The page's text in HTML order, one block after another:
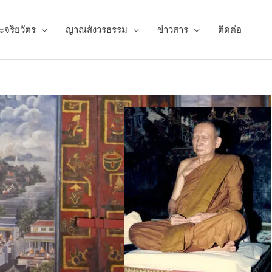
จริยวัตร ญาณสังวรธรรม ข่าวสาร ติดต่อ